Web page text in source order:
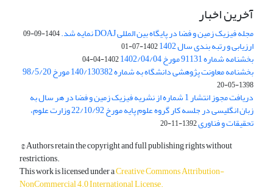
آخرین اخبار
مجله فیزیک زمین و فضا در پایگاه بین المللی DOAJ نمایه شد. 1404-09-09
ارزیابی و رتبه بندی سال 1402 1402-07-01
بخشنامه شماره 91131 مورخ 1402/04/04 1402-04-04
بخشنامه معاونت پژوهشی دانشگاه به شماره 140/130382 مورخ 98/5/20
1398-05-20
دریافت مجوز انتشار 1 شماره از نشریه فیزیک زمین و فضا در هر سال به
زبان انگلیسی در جلسه کار گروه علوم پایه مورخ 22/10/92 وزارت علوم،
تحقیقات و فناوری1392-11-20
© Authors retain the copyright and full publishing rights without
restrictions.
This work is licensed under aCreative Commons Attribution-
NonCommercial 4.0 International License.